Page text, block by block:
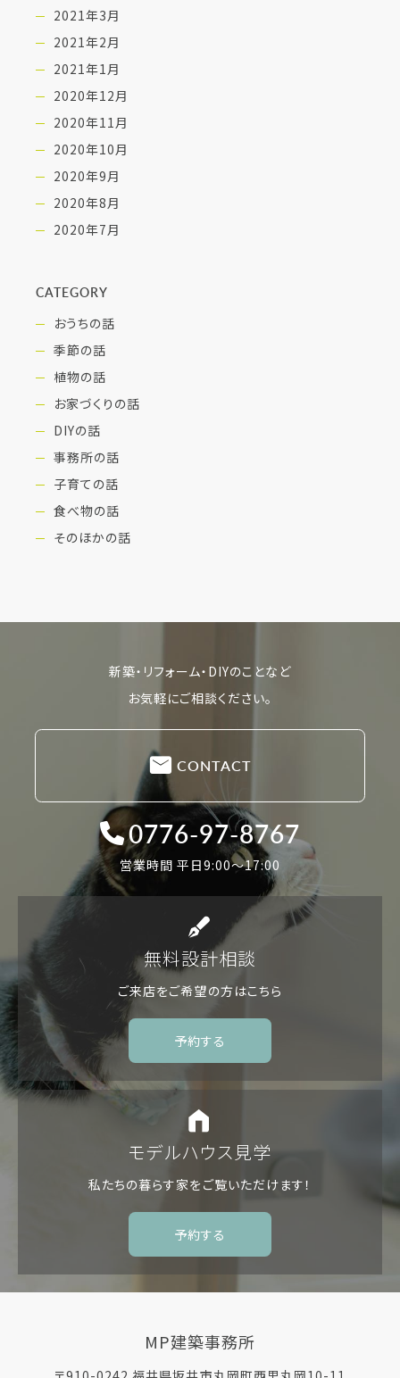
2021年3月
2021年2月
2021年1月
2020年12月
2020年11月
2020年10月
2020年9月
2020年8月
2020年7月
CATEGORY
おうちの話
季節の話
植物の話
お家づくりの話
DIYの話
事務所の話
子育ての話
食べ物の話
そのほかの話
新築・リフォーム・DIYのことなど
お気軽にご相談ください。
CONTACT
0776-97-8767
営業時間 平日9:00〜17:00
無料設計相談
ご来店をご希望の方はこちら
予約する
モデルハウス見学
私たちの暮らす家をご覧いただけます！
予約する
MP建築事務所